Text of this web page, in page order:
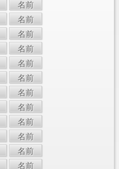
名前
名前
名前
名前
名前
名前
名前
名前
名前
名前
名前
名前